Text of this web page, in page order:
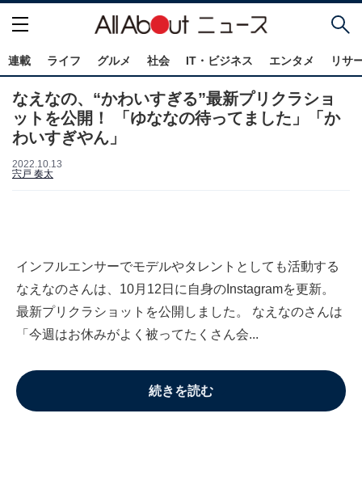
連載 ライフ グルメ 社会 IT・ビジネス エンタメ リサ
なえなの、“かわいすぎる”最新プリクラショ
ットを公開！ 「ゆななの待ってました」「か
わいすぎやん」
2022.10.13
宍戸 奏太
インフルエンサーでモデルやタレントとしても活動する
なえなのさんは、10月12日に自身のInstagramを更新。
最新プリクラショットを公開しました。 なえなのさんは
「今週はお休みがよく被ってたくさん会...
続きを読む